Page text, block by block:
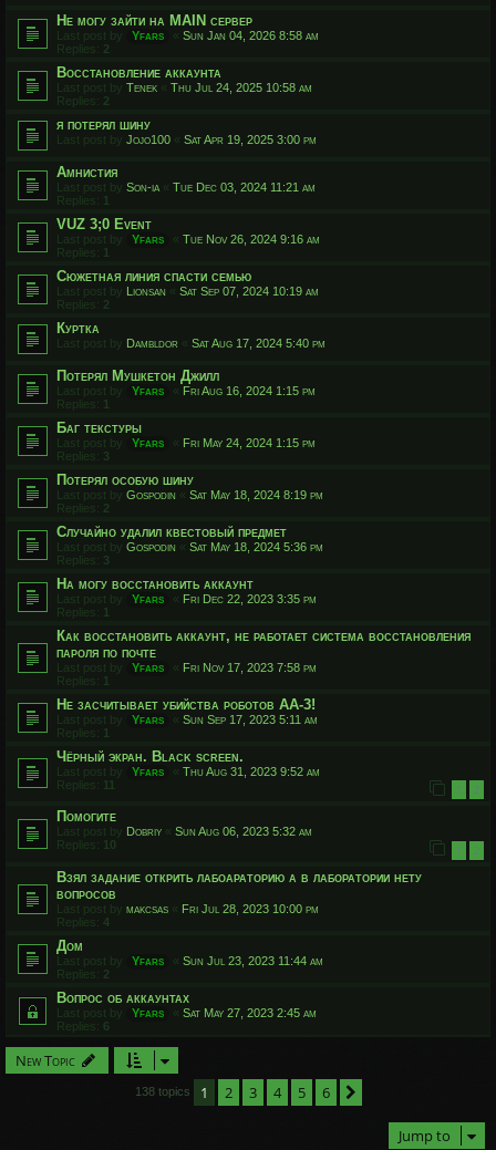
Не могу зайти на MAIN сервер
Last post by Yfars « Sun Jan 04, 2026 8:58 am
Replies: 2
Восстановление аккаунта
Last post by Tenek « Thu Jul 24, 2025 10:58 am
Replies: 2
я потерял шину
Last post by Jojo100 « Sat Apr 19, 2025 3:00 pm
Амнистия
Last post by Son-ia « Tue Dec 03, 2024 11:21 am
Replies: 1
VUZ 3;0 Event
Last post by Yfars « Tue Nov 26, 2024 9:16 am
Replies: 1
Сюжетная линия спасти семью
Last post by Lionsan « Sat Sep 07, 2024 10:19 am
Replies: 2
Куртка
Last post by Dambldor « Sat Aug 17, 2024 5:40 pm
Потерял Мушкетон Джилл
Last post by Yfars « Fri Aug 16, 2024 1:15 pm
Replies: 1
Баг текстуры
Last post by Yfars « Fri May 24, 2024 1:15 pm
Replies: 3
Потерял особую шину
Last post by Gospodin « Sat May 18, 2024 8:19 pm
Replies: 2
Случайно удалил квестовый предмет
Last post by Gospodin « Sat May 18, 2024 5:36 pm
Replies: 3
На могу восстановить аккаунт
Last post by Yfars « Fri Dec 22, 2023 3:35 pm
Replies: 1
Как восстановить аккаунт, не работает система восстановления
пароля по почте
Last post by Yfars « Fri Nov 17, 2023 7:58 pm
Replies: 1
Не засчитывает убийства роботов АА-3!
Last post by Yfars « Sun Sep 17, 2023 5:11 am
Replies: 1
Чёрный экран. Black screen.
Last post by Yfars « Thu Aug 31, 2023 9:52 am
Replies: 11 1 2
Помогите
Last post by Dobriy « Sun Aug 06, 2023 5:32 am
Replies:
10 1 2
Взял задание открить лабоараторию а в лаборатории нету
вопросов
Last post by makcsas « Fri Jul 28, 2023 10:00 pm
Replies: 4
Дом
Last post by Yfars « Sun Jul 23, 2023 11:44 am
Replies: 2
Вопрос об аккаунтах
Last post by Yfars « Sat May 27, 2023 2:45 am
Replies: 6
New Topic
138 topics 1 2 3 4 5 6
Jump to